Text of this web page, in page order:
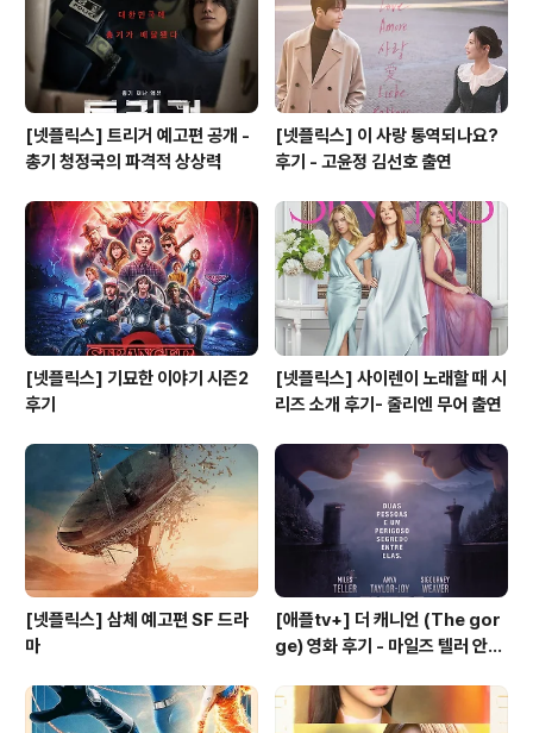
암시하는 듯합니다. 킬리언 머피의 연기는 내면의 갈등과
고뇌를 섬세하게 표현하고 있어, 관객..
[넷플릭스] 트리거 예고편 공개 -
총기 청정국의 파격적 상상력
[넷플릭스] 이 사랑 통역되나요?
후기 - 고윤정 김선호 출연
[넷플릭스] 기묘한 이야기 시즌2
후기
[넷플릭스] 사이렌이 노래할 때 시
리즈 소개 후기- 줄리엔 무어 출연
[넷플릭스] 삼체 예고편 SF 드라
마
[애플tv+] 더 캐니언 (The gor
ge) 영화 후기 - 마일즈 텔러 안야